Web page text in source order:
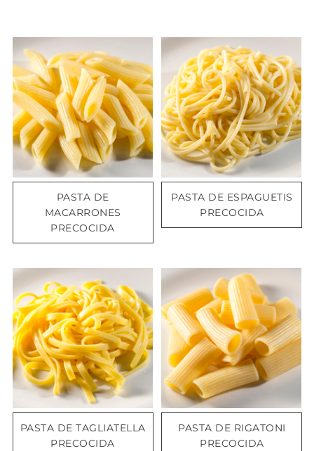
PASTA DE
MACARRONES
PRECOCIDA
PASTA DE ESPAGUETIS
PRECOCIDA
PASTA DE TAGLIATELLA
PRECOCIDA
PASTA DE RIGATONI
PRECOCIDA